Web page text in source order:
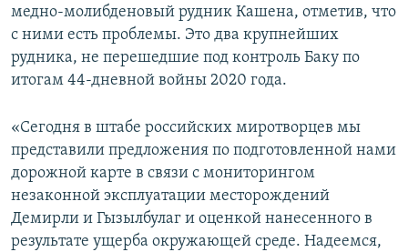
медно-молибденовый рудник Кашена, отметив, что
с ними есть проблемы. Это два крупнейших
рудника, не перешедшие под контроль Баку по
итогам 44-дневной войны 2020 года.
«Сегодня в штабе российских миротворцев мы
представили предложения по подготовленной нами
дорожной карте в связи с мониторингом
незаконной эксплуатации месторождений
Демирли и Гызылбулаг и оценкой нанесенного в
результате ущерба окружающей среде. Надеемся,